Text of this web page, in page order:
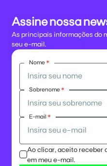
Assine nossa
As principais informações do
seu e-mail.
Nome *
Sobrenome *
E-mail *
Ao clicar, aceito receber
em meu e-mail.